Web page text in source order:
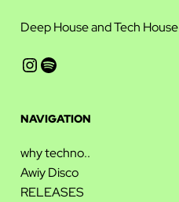
Deep House and Tech House
InstagramSpotify
NAVIGATION
why techno..
Awiy Disco
RELEASES